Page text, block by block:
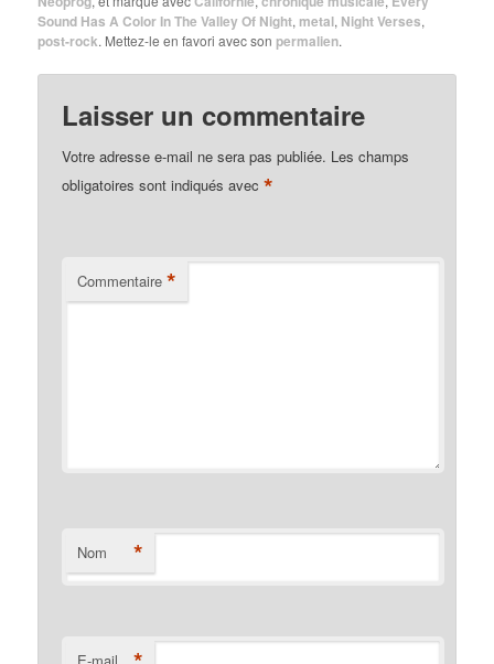
Sound Has A Color In The Valley Of Night, metal, Night Verses,
post-rock. Mettez-le en favori avec son permalien.
Laisser un commentaire
Votre adresse e-mail ne sera pas publiée. Les champs
obligatoires sont indiqués avec*
Commentaire *
Nom *